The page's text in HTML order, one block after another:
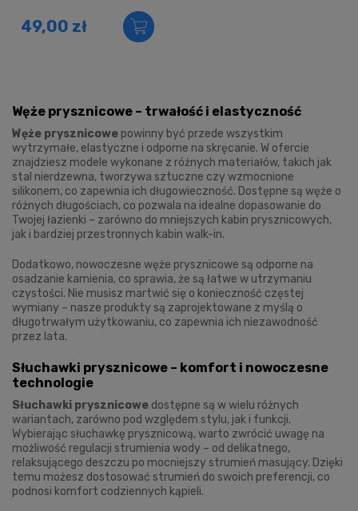
49,00 zł
Węże prysznicowe – trwałość i elastyczność
Węże prysznicowe powinny być przede wszystkim
wytrzymałe, elastyczne i odporne na skręcanie. W ofercie
znajdziesz modele wykonane z różnych materiałów, takich jak
stal nierdzewna, tworzywa sztuczne czy wzmocnione
silikonem, co zapewnia ich długowieczność. Dostępne są węże o
różnych długościach, co pozwala na idealne dopasowanie do
Twojej łazienki – zarówno do mniejszych kabin prysznicowych,
jak i bardziej przestronnych kabin walk-in.
Dodatkowo, nowoczesne węże prysznicowe są odporne na
osadzanie kamienia, co sprawia, że są łatwe w utrzymaniu
czystości. Nie musisz martwić się o konieczność częstej
wymiany – nasze produkty są zaprojektowane z myślą o
długotrwałym użytkowaniu, co zapewnia ich niezawodność
przez lata.
Słuchawki prysznicowe – komfort i nowoczesne
technologie
Słuchawki prysznicowe dostępne są w wielu różnych
wariantach, zarówno pod względem stylu, jak i funkcji.
Wybierając słuchawkę prysznicową, warto zwrócić uwagę na
możliwość regulacji strumienia wody – od delikatnego,
relaksującego deszczu po mocniejszy strumień masujący. Dzięki
temu możesz dostosować strumień do swoich preferencji, co
podnosi komfort codziennych kąpieli.